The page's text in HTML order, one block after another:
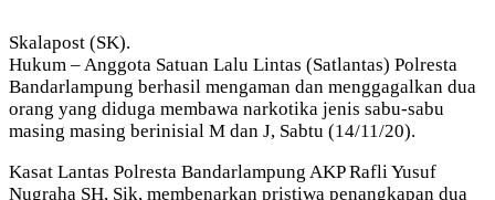
Skalapost (SK).
Hukum – Anggota Satuan Lalu Lintas (Satlantas) Polresta
Bandarlampung berhasil mengaman dan menggagalkan dua
orang yang diduga membawa narkotika jenis sabu-sabu
masing masing berinisial M dan J, Sabtu (14/11/20).
Kasat Lantas Polresta Bandarlampung AKP Rafli Yusuf
Nugraha SH, Sik, membenarkan pristiwa penangkapan dua